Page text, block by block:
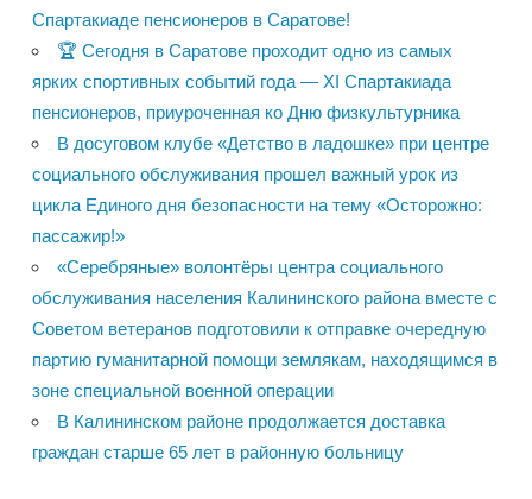
Спартакиаде пенсионеров в Саратове!
🏆 Сегодня в Саратове проходит одно из самых
ярких спортивных событий года — XI Спартакиада
пенсионеров, приуроченная ко Дню физкультурника
В досуговом клубе «Детство в ладошке» при центре
социального обслуживания прошел важный урок из
цикла Единого дня безопасности на тему «Осторожно:
пассажир!»
«Серебряные» волонтёры центра социального
обслуживания населения Калининского района вместе с
Советом ветеранов подготовили к отправке очередную
партию гуманитарной помощи землякам, находящимся в
зоне специальной военной операции
В Калининском районе продолжается доставка
граждан старше 65 лет в районную больницу